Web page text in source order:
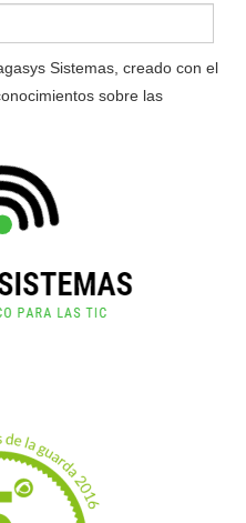
Sistemas, creado con el
sobre las